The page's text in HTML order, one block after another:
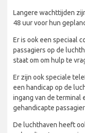
Langere wachttijden
48 uur voor hun
Er is ook een speciaal
passagiers op de
staat om om hulp te
Er zijn ook speciale
een handicap op de
ingang van de terminal
gehandicapte
De luchthaven heeft